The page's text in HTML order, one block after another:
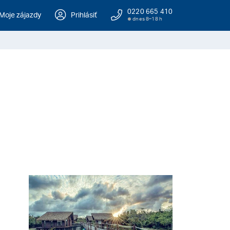
zájazdy Prihlásiť 0220 665 410
dnes 8–18 h